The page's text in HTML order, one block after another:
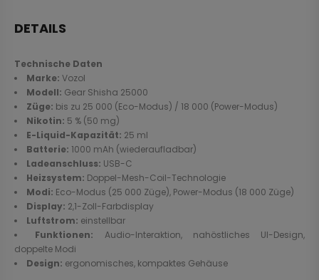
DETAILS
Technische Daten
Marke: Vozol
Modell: Gear Shisha 25000
Züge: bis zu 25 000 (Eco-Modus) / 18 000 (Power-Modus)
Nikotin: 5 % (50 mg)
E-Liquid-Kapazität: 25 ml
Batterie: 1000 mAh (wiederaufladbar)
Ladeanschluss: USB-C
Heizsystem: Doppel-Mesh-Coil-Technologie
Modi: Eco-Modus (25 000 Züge), Power-Modus (18 000 Züge)
Display: 2,1-Zoll-Farbdisplay
Luftstrom: einstellbar
Funktionen: Audio-Interaktion, nahöstliches UI-Design,
doppelte Modi
Design: ergonomisches, kompaktes Gehäuse